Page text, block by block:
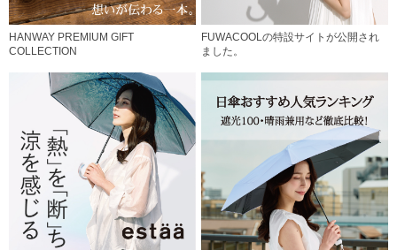
HANWAY PREMIUM GIFT
COLLECTION
FUWACOOLの特設サイトが公開され
ました。